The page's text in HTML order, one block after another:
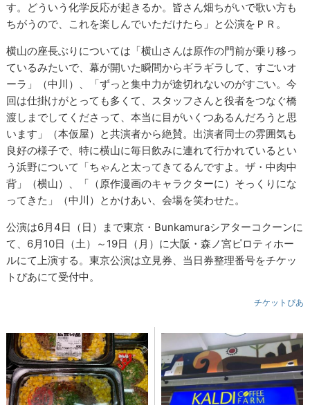
す。どういう化学反応が起きるか。皆さん畑ちがいで歌い方も
ちがうので、これを楽しんでいただけたら」と公演をＰＲ。
横山の座長ぶりについては「横山さんは原作の門前が乗り移っ
ているみたいで、幕が開いた瞬間からギラギラして、すごいオ
ーラ」（中川）、「ずっと集中力が途切れないのがすごい。今
回は仕掛けがとっても多くて、スタッフさんと役者をつなぐ橋
渡しまでしてくださって、本当に目がいくつあるんだろうと思
います」（本仮屋）と共演者から絶賛。出演者同士の雰囲気も
良好の様子で、特に横山に毎日飲みに連れて行かれているとい
う浜野について「ちゃんと太ってきてるんですよ。ザ・中肉中
背」（横山）、「（原作漫画のキャラクターに）そっくりにな
ってきた」（中川）とかけあい、会場を笑わせた。
公演は6月4日（日）まで東京・Bunkamuraシアターコクーンに
て、6月10日（土）～19日（月）に大阪・森ノ宮ピロティホー
ルにて上演する。東京公演は立見券、当日券整理番号をチケッ
トぴあにて受付中。
チケットぴあ